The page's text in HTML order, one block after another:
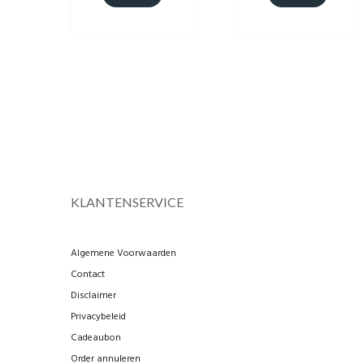
KLANTENSERVICE
Algemene Voorwaarden
Contact
Disclaimer
Privacybeleid
Cadeaubon
Order annuleren